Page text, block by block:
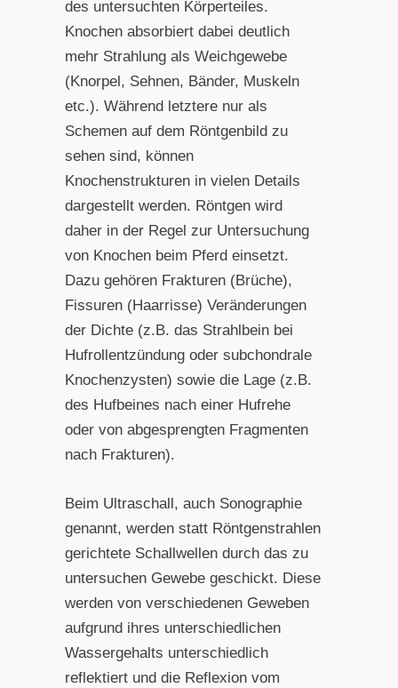
des untersuchten Körperteiles.
Knochen absorbiert dabei deutlich
mehr Strahlung als Weichgewebe
(Knorpel, Sehnen, Bänder, Muskeln
etc.). Während letztere nur als
Schemen auf dem Röntgenbild zu
sehen sind, können
Knochenstrukturen in vielen Details
dargestellt werden. Röntgen wird
daher in der Regel zur Untersuchung
von Knochen beim Pferd einsetzt.
Dazu gehören Frakturen (Brüche),
Fissuren (Haarrisse) Veränderungen
der Dichte (z.B. das Strahlbein bei
Hufrollentzündung oder subchondrale
Knochenzysten) sowie die Lage (z.B.
des Hufbeines nach einer Hufrehe
oder von abgesprengten Fragmenten
nach Frakturen).
Beim Ultraschall, auch Sonographie
genannt, werden statt Röntgenstrahlen
gerichtete Schallwellen durch das zu
untersuchen Gewebe geschickt. Diese
werden von verschiedenen Geweben
aufgrund ihres unterschiedlichen
Wassergehalts unterschiedlich
reflektiert und die Reflexion vom